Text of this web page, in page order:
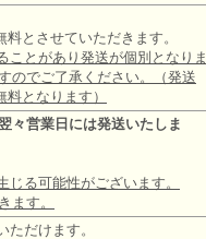
とさせていただきます。
とがあり発送が個別となりま
のでご了承ください。（発送
となります）
々営業日には発送いたしま
る可能性がございます。
ます。
だけます。